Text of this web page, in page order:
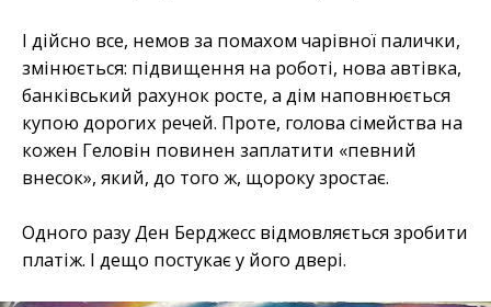
І дійсно все, немов за помахом чарівної палички,
змінюється: підвищення на роботі, нова автівка,
банківський рахунок росте, а дім наповнюється
купою дорогих речей. Проте, голова сімейства на
кожен Геловін повинен заплатити «певний
внесок», який, до того ж, щороку зростає.
Одного разу Ден Берджесс відмовляється зробити
платіж. І дещо постукає у його двері.